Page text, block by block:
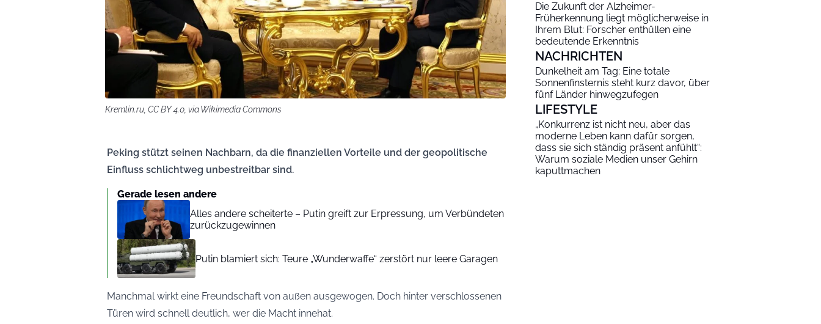
Kremlin.ru, CC BY 4.0, via Wikimedia Commons
Peking stützt seinen Nachbarn, da die finanziellen Vorteile und der geopolitische
Einfluss schlichtweg unbestreitbar sind.
Gerade lesen andere
Alles andere scheiterte – Putin greift zur Erpressung, um Verbündeten
zurückzugewinnen
Putin blamiert sich: Teure „Wunderwaffe“ zerstört nur leere Garagen
Manchmal wirkt eine Freundschaft von außen ausgewogen. Doch hinter verschlossenen
Türen wird schnell deutlich, wer die Macht innehat.
Die Zukunft der Alzheimer-
Früherkennung liegt möglicherweise in
Ihrem Blut: Forscher enthüllen eine
bedeutende Erkenntnis
NACHRICHTEN
Dunkelheit am Tag: Eine totale
Sonnenfinsternis steht kurz davor, über
fünf Länder hinwegzufegen
LIFESTYLE
„Konkurrenz ist nicht neu, aber das
moderne Leben kann dafür sorgen,
dass sie sich ständig präsent anfühlt“:
Warum soziale Medien unser Gehirn
kaputtmachen